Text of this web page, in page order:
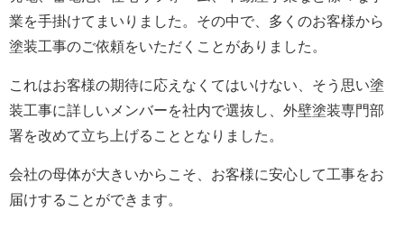
業を手掛けてまいりました。 その中で、多くのお客様から
塗装工事のご依頼をいただくことがありました。
これはお客様の期待に応えなくてはいけない、そう思い塗
装工事に詳しいメンバーを社内で選抜し、外壁塗装専門部
署を改めて立ち上げることとなりました。
会社の母体が大きいからこそ、お客様に安心して工事をお
届けすることができます。